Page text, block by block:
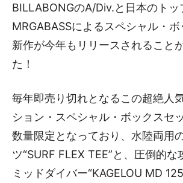
BILLABONGのA/Div.と日本のトッ
MRGABASSによるスペシャル・
新作が今年もリリースされること
た！
毎年即売り切れとなるこの超絶人
ション・スペシャル・ボックスセ
数量限定となっており、水陸両用
ツ“SURF FLEX TEE”と、圧倒的な
ミッドダイバー“KAGELOU MD